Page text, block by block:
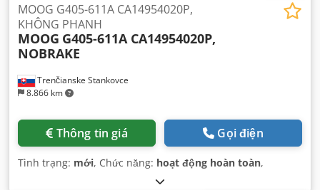
Trenčianske Stankovce
8.866 km
MOOG G405-611A CA14954020P,
KHÔNG PHANH
MOOG G405-611A CA14954020P,
NOBRAKE
Thông tin giá Gọi điện
Tình trạng: mới, Chức năng: hoạt động hoàn toàn,